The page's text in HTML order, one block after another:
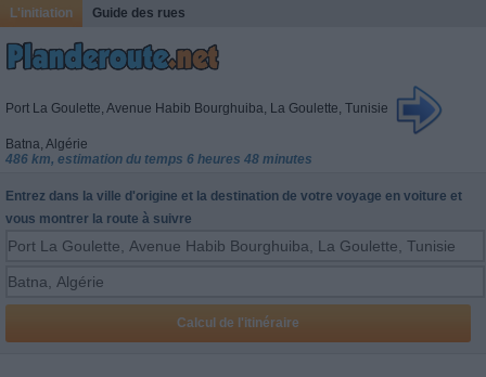
L'initiation Guide des rues
Port La Goulette, Avenue Habib Bourghuiba, La Goulette, Tunisie
Batna, Algérie
486 km, estimation du temps 6 heures 48 minutes
Entrez dans la ville d'origine et la destination de votre voyage en voiture et
vous montrer la route à suivre